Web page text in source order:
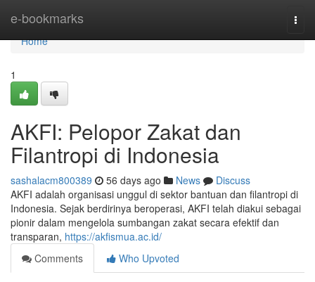
e-bookmarks
Home
Home
1
AKFI: Pelopor Zakat dan
Filantropi di Indonesia
sashalacm800389 56 days ago News
Discuss
AKFI adalah organisasi unggul di sektor bantuan dan filantropi di
Indonesia. Sejak berdirinya beroperasi, AKFI telah diakui sebagai
pionir dalam mengelola sumbangan zakat secara efektif dan
transparan, https://akfismua.ac.id/
Comments
Who Upvoted